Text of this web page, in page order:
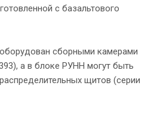
с базальтового
сборными камерами
а в блоке РУНН могут быть
щитов (серии